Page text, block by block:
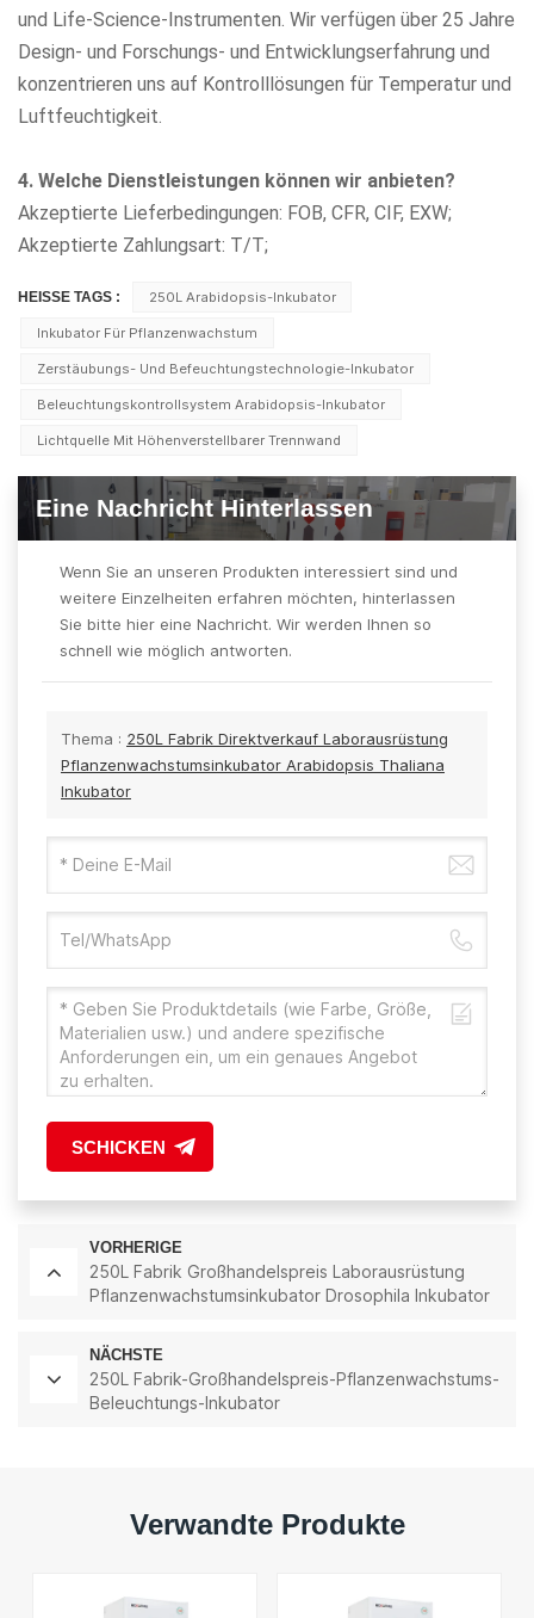
und Life-Science-Instrumenten. Wir verfügen über 25 Jahre
Design- und Forschungs- und Entwicklungserfahrung und
konzentrieren uns auf Kontrolllösungen für Temperatur und
Luftfeuchtigkeit.
4. Welche Dienstleistungen können wir anbieten?
Akzeptierte Lieferbedingungen: FOB, CFR, CIF, EXW;
Akzeptierte Zahlungsart: T/T;
HEISSE TAGS : 250L Arabidopsis-Inkubator
Inkubator Für Pflanzenwachstum
Zerstäubungs- Und Befeuchtungstechnologie-Inkubator
Beleuchtungskontrollsystem Arabidopsis-Inkubator
Lichtquelle Mit Höhenverstellbarer Trennwand
Eine Nachricht Hinterlassen
Wenn Sie an unseren Produkten interessiert sind und
weitere Einzelheiten erfahren möchten, hinterlassen
Sie bitte hier eine Nachricht. Wir werden Ihnen so
schnell wie möglich antworten.
Thema : 250L Fabrik Direktverkauf Laborausrüstung
Pflanzenwachstumsinkubator Arabidopsis Thaliana
Inkubator
SCHICKEN
VORHERIGE
250L Fabrik Großhandelspreis Laborausrüstung
Pflanzenwachstumsinkubator Drosophila Inkubator
NÄCHSTE
250L Fabrik-Großhandelspreis-Pflanzenwachstums-
Beleuchtungs-Inkubator
Verwandte Produkte